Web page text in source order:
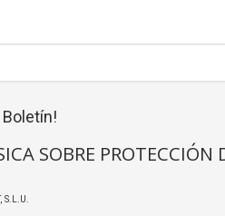
SOBRE PROTECCIÓN
S.L.U.